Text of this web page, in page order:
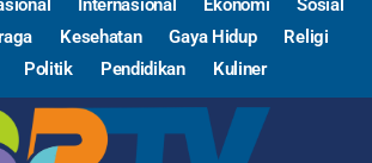
Kesehatan Gaya Hidup
Religi
Politik Pendidikan Kuliner